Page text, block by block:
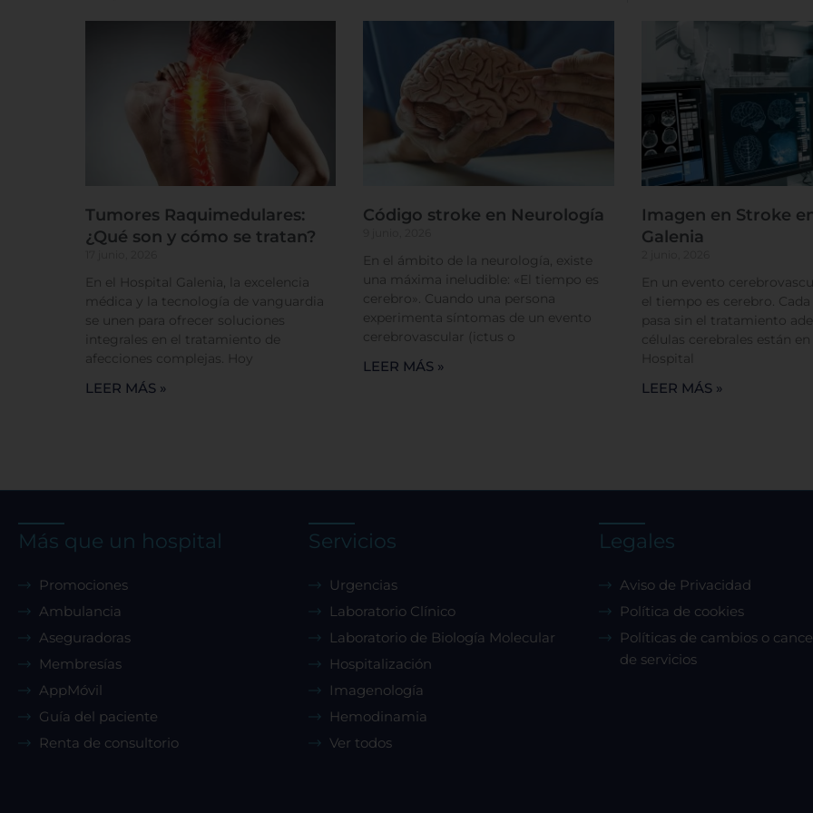
Tumores Raquimedulares:
¿Qué son y cómo se tratan?
En el Hospital Galenia, la excelencia
médica y la tecnología de vanguardia
se unen para ofrecer soluciones
integrales en el tratamiento de
afecciones complejas. Hoy
LEER MÁS »
Código stroke en Neurología
En el ámbito de la neurología, existe
una máxima ineludible: «El tiempo es
cerebro». Cuando una persona
experimenta síntomas de un evento
cerebrovascular (ictus o
LEER MÁS »
Imagen en Stroke
Galenia
En un evento
el tiempo es cerebro.
pasa sin el tratamiento
células cerebrales están
Hospital
LEER MÁS »
Más que un hospital
Promociones
Ambulancia
Aseguradoras
Membresías
AppMóvil
Guía del paciente
Renta de consultorio
Servicios
Urgencias
Laboratorio Clínico
Laboratorio de Biología Molecular
Hospitalización
Imagenología
Hemodinamia
Ver todos
Legales
Aviso de Privacidad
Política de cookies
Políticas de cambios o
de servicios
Sistema de personalización de cookies
Cookies dirigidas
Cookies de funcionalidad
Cookies de rendimiento
Confirmar mis